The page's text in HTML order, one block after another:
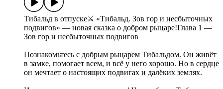
Тибальд в отпуске⚔️ «Тибальд. Зов гор и несбыточных
подвигов» — новая сказка о добром рыцаре!Глава 1 —
Зов гор и несбыточных подвигов
Познакомьтесь с добрым рыцарем Тибальдом. Он живёт
в замке, помогает всем, и всё у него хорошо. Но в сердце
он мечтает о настоящих подвигах и далёких землях.